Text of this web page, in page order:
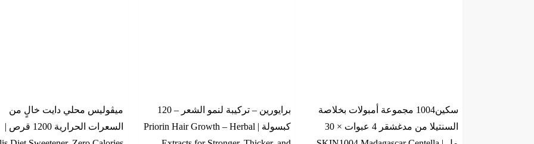
سكين1004 مجموعة أمبولات بخلاصة
السنتيلا من مدغشقر 4 عبوات × 30
برايورين – تركيبة لنمو الشعر – 120
كبسولة | Priorin Hair Growth – Herbal
ميڤوليس محلي دايت خالٍ من
السعرات الحرارية 1200 قرص |